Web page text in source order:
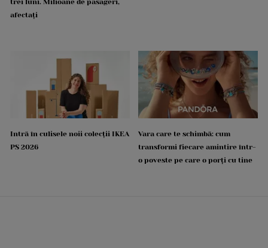
afectați
Intră în culisele noii colecții IKEA
PS 2026
Vara care te schimbă: cum
transformi fiecare amintire într-
o poveste pe care o porți cu tine